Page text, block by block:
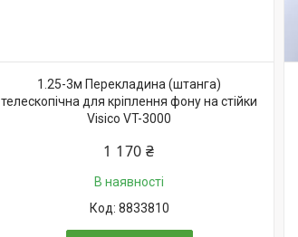
1.25-3м Перекладина (штанга)
телескопічна для кріплення фону на стійки
Visico VT-3000
1 170 ₴
В наявності
8833810